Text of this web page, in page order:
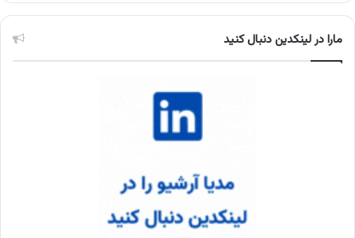
مارا در لینکدین دنبال کنید